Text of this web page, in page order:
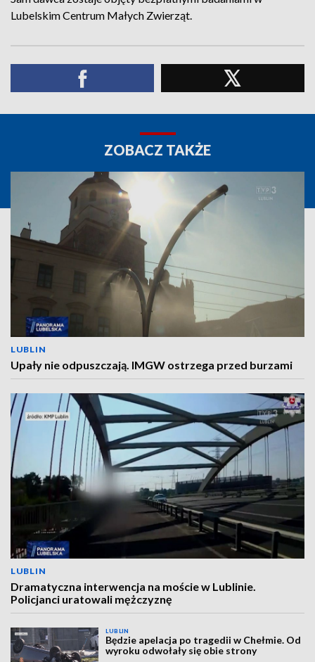
Lubelskim Centrum Małych Zwierząt.
ZOBACZ TAKŻE
LUBLIN
Upały nie odpuszczają. IMGW ostrzega przed burzami
LUBLIN
Dramatyczna interwencja na moście w Lublinie.
Policjanci uratowali mężczyznę
LUBLIN
Będzie apelacja po tragedii w Chełmie. Od
wyroku odwołały się obie strony